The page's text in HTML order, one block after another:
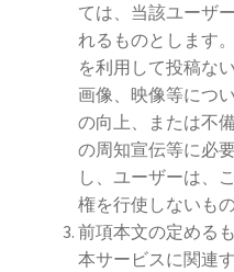
ては、当該ユーザ
れるものとします
を利用して投稿な
画像、映像等につ
の向上、または不
の周知宣伝等に必
し、ユーザーは、
権を行使しないも
前項本文の定める
本サービスに関連